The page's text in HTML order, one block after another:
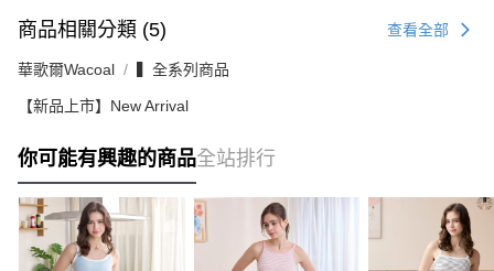
商品相關分類 (5) 查看全部
華歌爾Wacoal ▍全系列商品
【新品上市】New Arrival
你可能有興趣的商品全站排行